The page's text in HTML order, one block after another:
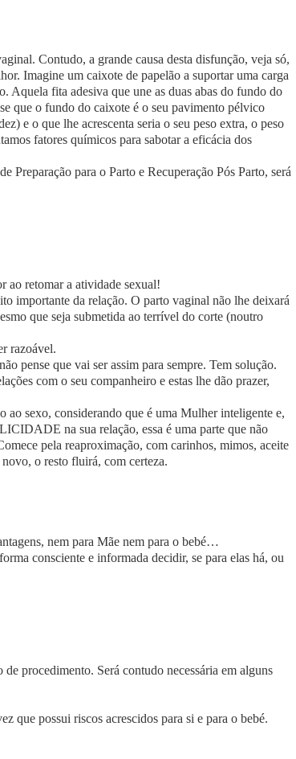
Contudo, a grande causa desta disfunção, veja só,
Imagine um caixote de papelão a suportar uma carga
Aquela fita adesiva que une as duas abas do fundo do
que o fundo do caixote é o seu pavimento pélvico
e o que lhe acrescenta seria o seu peso extra, o peso
fatores químicos para sabotar a eficácia dos
Preparação para o Parto e Recuperação Pós Parto, será
ao retomar a atividade sexual!
importante da relação. O parto vaginal não lhe deixará
que seja submetida ao terrível do corte (noutro
razoável.
pense que vai ser assim para sempre. Tem solução.
com o seu companheiro e estas lhe dão prazer,
ao sexo, considerando que é uma Mulher inteligente e,
na sua relação, essa é uma parte que não
pela reaproximação, com carinhos, mimos, aceite
o resto fluirá, com certeza.
nem para Mãe nem para o bebé…
consciente e informada decidir, se para elas há, ou
procedimento. Será contudo necessária em alguns
que possui riscos acrescidos para si e para o bebé.